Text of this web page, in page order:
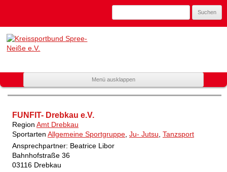
nach:
Kreissportbund
Spree-Neiße
Mitglied
Brandenburg
Menü ausklappen
Inhalt
FUNFIT- Drebkau e.V.
Region Amt Drebkau
Sportarten Allgemeine Sportgruppe, Ju- Jutsu Tanzsport
Ansprechpartner: Beatrice Libor
Bahnhofstraße 36
03116 Drebkau